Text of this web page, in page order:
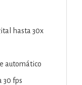
hasta 30x
automático
30 fps